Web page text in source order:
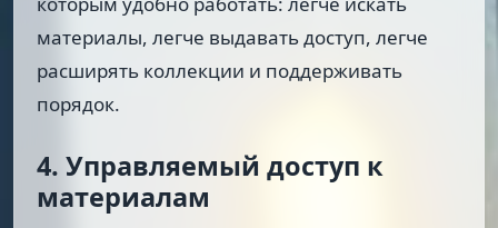
материалы, легче выдавать доступ, легче
расширять коллекции и поддерживать
порядок.
4. Управляемый доступ к
материалам